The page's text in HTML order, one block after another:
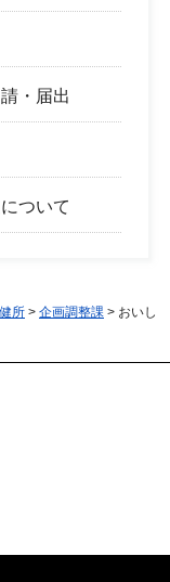
・届出
ついて
所 > 企画調整課 > おいし